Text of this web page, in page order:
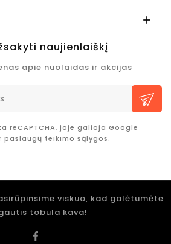

naujienlaiškį
apie nuolaidas ir akcijas
reCAPTCHA, joje galioja Google
paslaugų teikimo sąlygos.
viskuo, kad galėtumėte
tobula kava!